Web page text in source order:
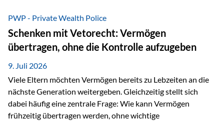
Vermögen verfügen können. Genau für diese
Ausgangssituation bietet die Private Wealth Police der
Vienna-Life eine durchdachte Gestaltungsmöglichkeit. Die
Ausgangssituation Stellen Sie sich folgendes Beispiel vor:
Ein…
PWP - Private Wealth Police
Schenken mit Vetorecht: Vermögen
übertragen, ohne die Kontrolle aufzugeben
9. Juli 2026
Viele Eltern möchten Vermögen bereits zu Lebzeiten an die
nächste Generation weitergeben. Gleichzeitig stellt sich
dabei häufig eine zentrale Frage: Wie kann Vermögen
frühzeitig übertragen werden, ohne wichtige